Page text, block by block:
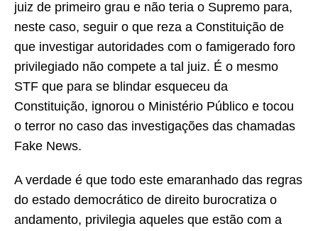
juiz de primeiro grau e não teria o Supremo para,
neste caso, seguir o que reza a Constituição de
que investigar autoridades com o famigerado foro
privilegiado não compete a tal juiz. É o mesmo
STF que para se blindar esqueceu da
Constituição, ignorou o Ministério Público e tocou
o terror no caso das investigações das chamadas
Fake News.
A verdade é que todo este emaranhado das regras
do estado democrático de direito burocratiza o
andamento, privilegia aqueles que estão com a